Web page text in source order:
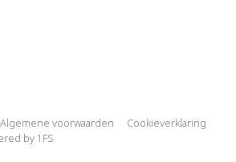
Algemene voorwaarden
Cookieverklaring
by 1FS